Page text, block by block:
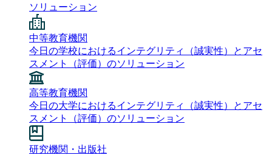
ソリューション
中等教育機関
今日の学校におけるインテグリティ（誠実性）とアセ
スメント（評価）のソリューション
高等教育機関
今日の大学におけるインテグリティ（誠実性）とアセ
スメント（評価）のソリューション
研究機関・出版社